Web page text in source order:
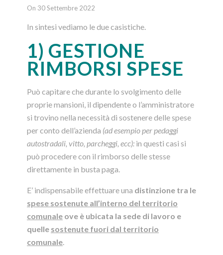
On 30 Settembre 2022
In sintesi vediamo le due casistiche.
1) GESTIONE
RIMBORSI SPESE
Può capitare che durante lo svolgimento delle
proprie mansioni, il dipendente o l’amministratore
si trovino nella necessità di sostenere delle spese
per conto dell’azienda (ad esempio per pedaggi
autostradali, vitto, parcheggi, ecc): in questi casi si
può procedere con il rimborso delle stesse
direttamente in busta paga.
E’ indispensabile effettuare una distinzione tra le
spese sostenute all’interno del territorio
comunale ove è ubicata la sede di lavoro e
quelle sostenute fuori dal territorio
comunale.